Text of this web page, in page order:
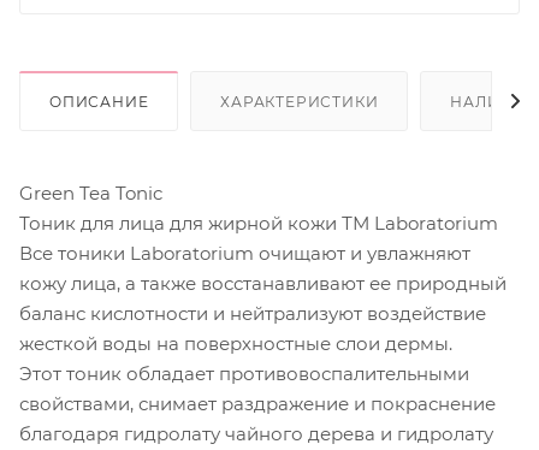
ОПИСАНИЕ ХАРАКТЕРИСТИКИ НАЛИЧИЕ
Green Tea Tonic
Тоник для лица для жирной кожи ТМ Laboratorium
Все тоники Laboratorium очищают и увлажняют
кожу лица, а также восстанавливают ее природный
баланс кислотности и нейтрализуют воздействие
жесткой воды на поверхностные слои дермы.
Этот тоник обладает противовоспалительными
свойствами, снимает раздражение и покраснение
благодаря гидролату чайного дерева и гидролату